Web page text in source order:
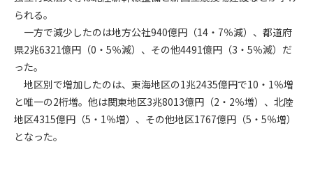
られる。
一方で減少したのは地方公社940億円（14・7％減）、都道府
県2兆6321億円（0・5％減）、その他4491億円（3・5％減）だ
った。
地区別で増加したのは、東海地区の1兆2435億円で10・1％増
と唯一の2桁増。他は関東地区3兆8013億円（2・2％増）、北陸
地区4315億円（5・1％増）、その他地区1767億円（5・5％増）
となった。
会員とは、本規約を承諾の上、所定の会員申込手続きを完了
後、管理者がこれを承認した者をいいます。
第4条（会員の定義と登録）
1. 管理者は前条により審査の結果、会員申込みをした者が以下
の何れかの項目に該当することがわかった場合、その者の会
員としての権限を承認しないことがあります。
(1) 会員申し込みをした者が実在しなかった場合
(2) 本規約に違反した場合/li>